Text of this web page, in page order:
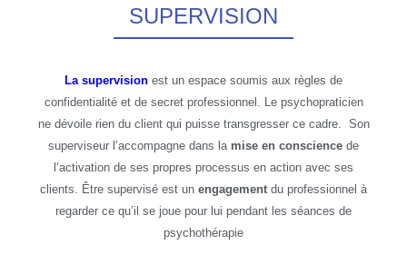
SUPERVISION
La supervision est un espace soumis aux règles de
confidentialité et de secret professionnel. Le psychopraticien
ne dévoile rien du client qui puisse transgresser ce cadre. Son
superviseur l’accompagne dans la mise en conscience de
l’activation de ses propres processus en action avec ses
clients. Être supervisé est un engagement du professionnel à
regarder ce qu’il se joue pour lui pendant les séances de
psychothérapie